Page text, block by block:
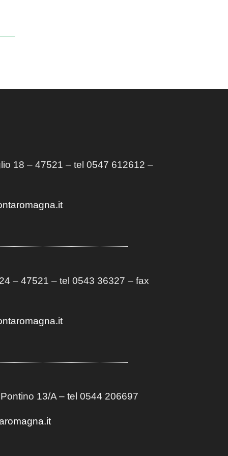
18 – 47521 – tel 0547 612612 –
– 47521 – tel 0543 36327 – fax
13/A– tel 0544 206697